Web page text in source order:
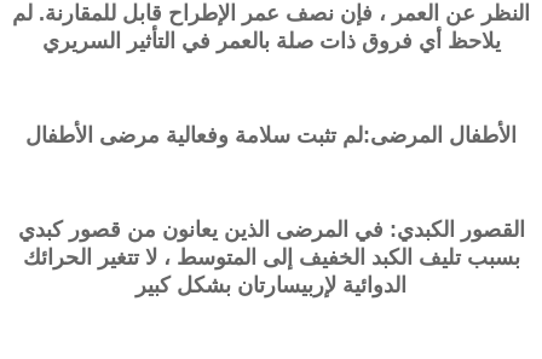
النظر عن العمر ، فإن نصف عمر الإطراح قابل للمقارنة. لم
يلاحظ أي فروق ذات صلة بالعمر في التأثير السريري
الأطفال المرضى:لم تثبت سلامة وفعالية مرضى الأطفال
القصور الكبدي: في المرضى الذين يعانون من قصور كبدي
بسبب تليف الكبد الخفيف إلى المتوسط ​​، لا تتغير الحرائك
الدوائية لإربيسارتان بشكل كبير